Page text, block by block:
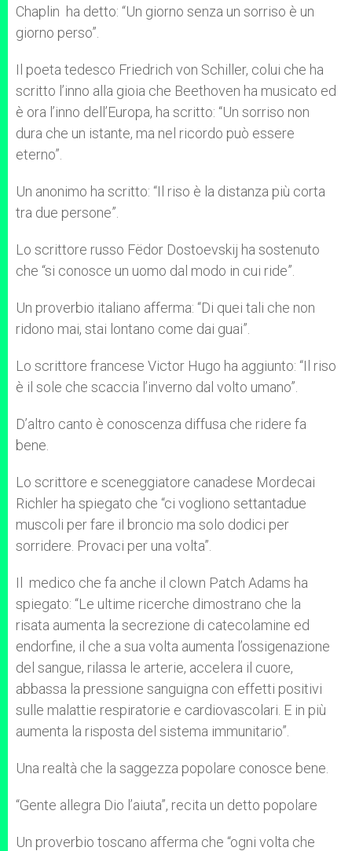
Chaplin ha detto: “Un giorno senza un sorriso è un
giorno perso”.
Il poeta tedesco Friedrich von Schiller, colui che ha
scritto l’inno alla gioia che Beethoven ha musicato ed
è ora l’inno dell’Europa, ha scritto: “Un sorriso non
dura che un istante, ma nel ricordo può essere
eterno”.
Un anonimo ha scritto: “Il riso è la distanza più corta
tra due persone”.
Lo scrittore russo Fëdor Dostoevskij ha sostenuto
che “si conosce un uomo dal modo in cui ride”.
Un proverbio italiano afferma: “Di quei tali che non
ridono mai, stai lontano come dai guai”.
Lo scrittore francese Victor Hugo ha aggiunto: “Il riso
è il sole che scaccia l’inverno dal volto umano”.
D’altro canto è conoscenza diffusa che ridere fa
bene.
Lo scrittore e sceneggiatore canadese Mordecai
Richler ha spiegato che “ci vogliono settantadue
muscoli per fare il broncio ma solo dodici per
sorridere. Provaci per una volta”.
Il medico che fa anche il clown Patch Adams ha
spiegato: “Le ultime ricerche dimostrano che la
risata aumenta la secrezione di catecolamine ed
endorfine, il che a sua volta aumenta l’ossigenazione
del sangue, rilassa le arterie, accelera il cuore,
abbassa la pressione sanguigna con effetti positivi
sulle malattie respiratorie e cardiovascolari. E in più
aumenta la risposta del sistema immunitario”.
Una realtà che la saggezza popolare conosce bene.
“Gente allegra Dio l’aiuta”, recita un detto popolare
Un proverbio toscano afferma che “ogni volta che